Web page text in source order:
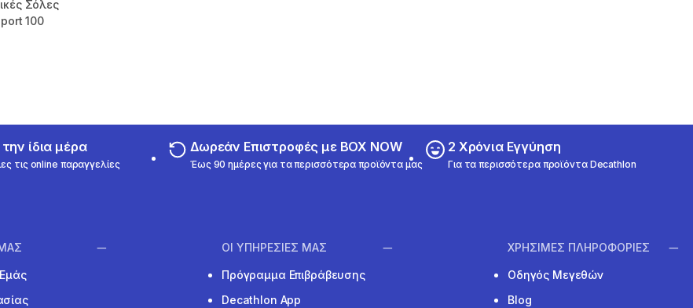
Σόλες
100
reviews
ίδια μέρα
τις online παραγγελίες
Δωρεάν Επιστροφές με BOX NOW
Έως 90 ημέρες για τα περισσότερα προϊόντα μας
2 Χρόνια Εγγύηση
Για τα περισσότερα προϊόντα Decathlon
ΟΙ ΥΠΗΡΕΣΙΕΣ ΜΑΣ
Πρόγραμμα Επιβράβευσης
Decathlon App
ΧΡΗΣΙΜΕΣ ΠΛΗΡΟΦΟΡΙΕΣ
Οδηγός Μεγεθών
Blog